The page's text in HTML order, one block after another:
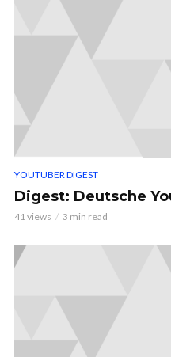
YOUTUBER DIGEST
Digest: Deutsche
41 views 3 min read